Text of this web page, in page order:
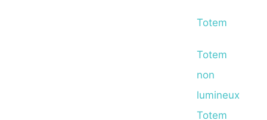
Totem
Totem
non
lumineux
Totem